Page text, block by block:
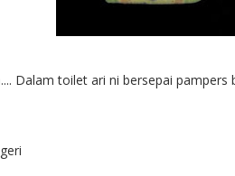
Dalam toilet ari ni bersepai pampers